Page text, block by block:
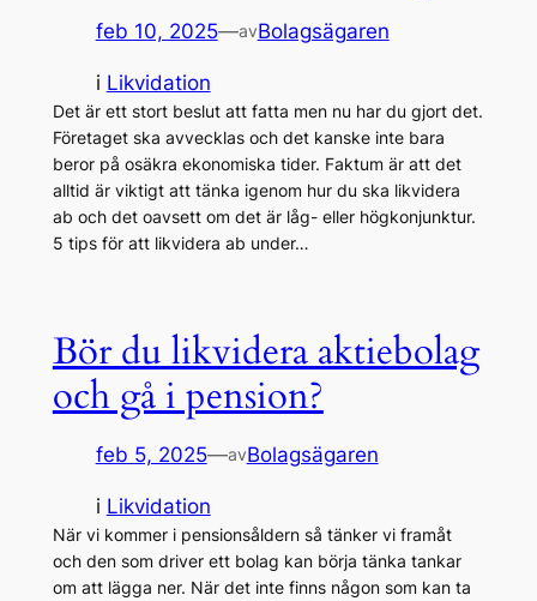
feb 10, 2025—avBolagsägaren
i Likvidation
Det är ett stort beslut att fatta men nu har du gjort det.
Företaget ska avvecklas och det kanske inte bara
beror på osäkra ekonomiska tider. Faktum är att det
alltid är viktigt att tänka igenom hur du ska likvidera
ab och det oavsett om det är låg- eller högkonjunktur.
5 tips för att likvidera ab under…
Bör du likvidera aktiebolag
och gå i pension?
feb 5, 2025—avBolagsägaren
i Likvidation
När vi kommer i pensionsåldern så tänker vi framåt
och den som driver ett bolag kan börja tänka tankar
om att lägga ner. När det inte finns någon som kan ta